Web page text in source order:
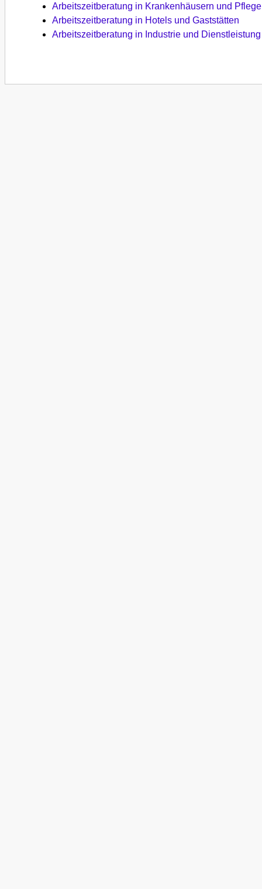
Arbeitszeitberatung in Krankenhäusern und Pflege
Arbeitszeitberatung in Hotels und Gaststätten
Arbeitszeitberatung in Industrie und Dienstleistung